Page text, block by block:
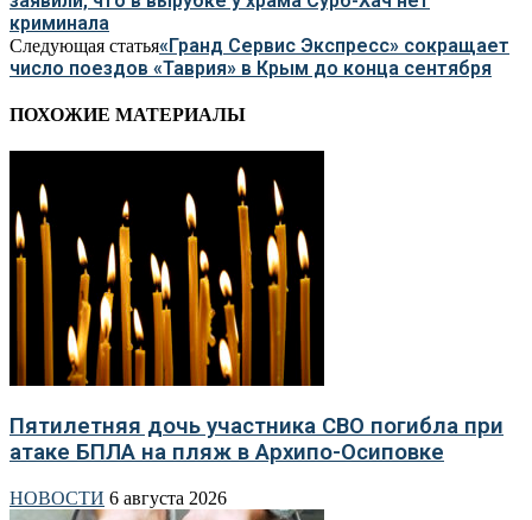
криминала
Следующая статья«Гранд Сервис Экспресс» сокращает
число поездов «Таврия» в Крым до конца сентября
ПОХОЖИЕ МАТЕРИАЛЫ
Пятилетняя дочь участника СВО погибла при
атаке БПЛА на пляж в Архипо-Осиповке
НОВОСТИ 6 августа 2026